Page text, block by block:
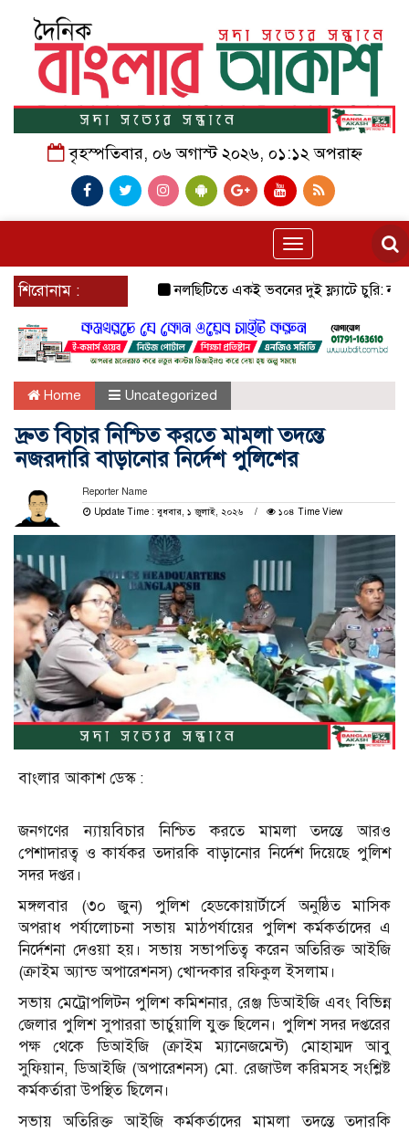
বৃহস্পতিবার, ০৬ অগাস্ট ২০২৬, ০১:১২ অপরাহ্ন
Toggle
navigation
শিরোনাম : নলছিটিতে একই ভবনের দুই ফ্ল্যাটে চুরি: নগদ
Home Uncategorized
দ্রুত বিচার নিশ্চিত করতে মামলা তদন্তে
নজরদারি বাড়ানোর নির্দেশ পুলিশের
Reporter Name
Update Time : বুধবার, ১ জুলাই, ২০২৬
১০৪ Time View
বাংলার আকাশ ডেস্ক :
জনগণের ন্যায়বিচার নিশ্চিত করতে মামলা তদন্তে আরও
পেশাদারত্ব ও কার্যকর তদারকি বাড়ানোর নির্দেশ দিয়েছে পুলিশ
সদর দপ্তর।
মঙ্গলবার (৩০ জুন) পুলিশ হেডকোয়ার্টার্সে অনুষ্ঠিত মাসিক
অপরাধ পর্যালোচনা সভায় মাঠপর্যায়ের পুলিশ কর্মকর্তাদের এ
নির্দেশনা দেওয়া হয়। সভায় সভাপতিত্ব করেন অতিরিক্ত আইজি
(ক্রাইম অ্যান্ড অপারেশনস) খোন্দকার রফিকুল ইসলাম।
সভায় মেট্রোপলিটন পুলিশ কমিশনার, রেঞ্জ ডিআইজি এবং বিভিন্ন
জেলার পুলিশ সুপাররা ভার্চুয়ালি যুক্ত ছিলেন। পুলিশ সদর দপ্তরের
পক্ষ থেকে ডিআইজি (ক্রাইম ম্যানেজমেন্ট) মোহাম্মদ আবু
সুফিয়ান, ডিআইজি (অপারেশনস) মো. রেজাউল করিমসহ সংশ্লিষ্ট
কর্মকর্তারা উপস্থিত ছিলেন।
সভায় অতিরিক্ত আইজি কর্মকর্তাদের মামলা তদন্তে তদারকি